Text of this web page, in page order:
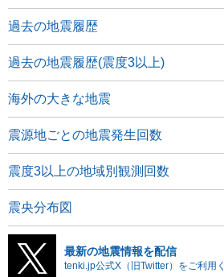
過去の地震履歴
過去の地震履歴(震度3以上)
海外の大きな地震
震源地ごとの地震発生回数
震度3以上の地域別観測回数
震央分布図
最新の地震情報を配信
tenki.jp公式X（旧Twitter）をご利用